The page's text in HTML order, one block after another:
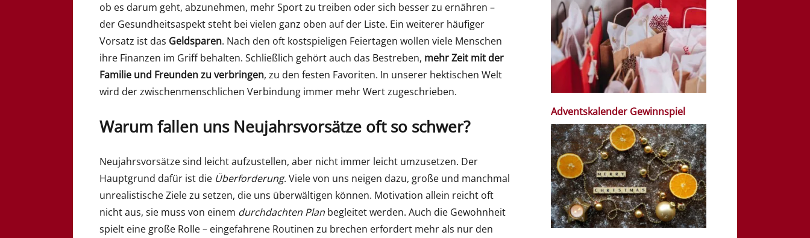
ob es darum geht, abzunehmen, mehr Sport zu treiben oder sich besser zu ernähren –
der Gesundheitsaspekt steht bei vielen ganz oben auf der Liste. Ein weiterer häufiger
Vorsatz ist das Geldsparen. Nach den oft kostspieligen Feiertagen wollen viele Menschen
ihre Finanzen im Griff behalten. Schließlich gehört auch das Bestreben, mehr Zeit mit der
Familie und Freunden zu verbringen, zu den festen Favoriten. In unserer hektischen Welt
wird der zwischenmenschlichen Verbindung immer mehr Wert zugeschrieben.
Warum fallen uns Neujahrsvorsätze oft so schwer?
Neujahrsvorsätze sind leicht aufzustellen, aber nicht immer leicht umzusetzen. Der
Hauptgrund dafür ist die Überforderung. Viele von uns neigen dazu, große und manchmal
unrealistische Ziele zu setzen, die uns überwältigen können. Motivation allein reicht oft
nicht aus, sie muss von einem durchdachten Plan begleitet werden. Auch die Gewohnheit
spielt eine große Rolle – eingefahrene Routinen zu brechen erfordert mehr als nur den
Adventskalender Gewinnspiel